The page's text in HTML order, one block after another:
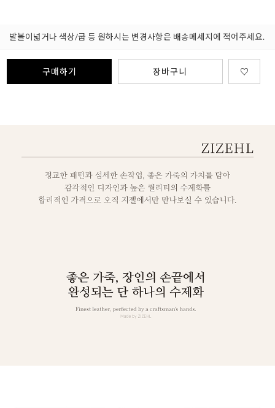
발볼이넓거나 색상/굽 등 원하시는 변경사항은 배송메세지에 적어주세요.
구매하기 장바구니 ♡